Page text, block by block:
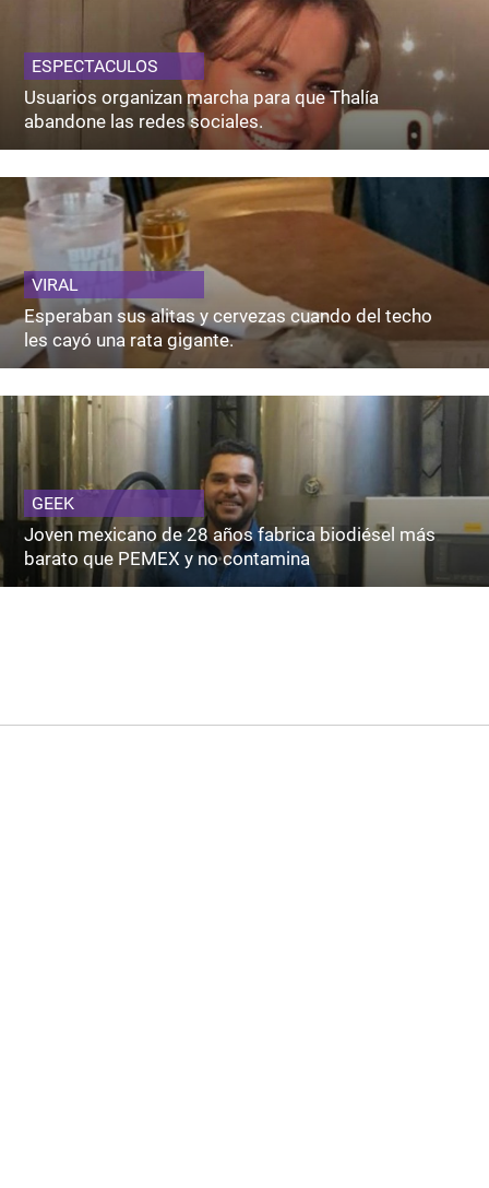
ESPECTACULOS
Usuarios organizan marcha para que Thalía
abandone las redes sociales.
VIRAL
Esperaban sus alitas y cervezas cuando del techo
les cayó una rata gigante.
GEEK
Joven mexicano de 28 años fabrica biodiésel más
barato que PEMEX y no contamina